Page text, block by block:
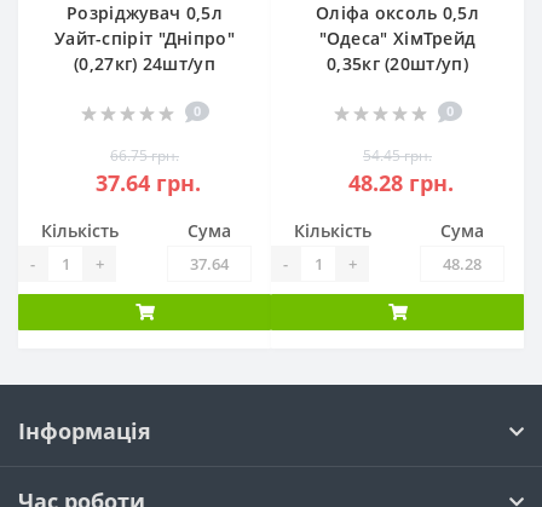
Розріджувач 0,5л
Уайт-спіріт "Дніпро"
(0,27кг) 24шт/уп
0
66.75 грн.
37.64 грн.
Кількість
- +
Сума
Оліфа оксоль 0,5л
"Одеса" ХімТрейд
0,35кг (20шт/уп)
0
54.45 грн.
48.28 грн.
Кількість
- +
Сума
Інформація
Час роботи